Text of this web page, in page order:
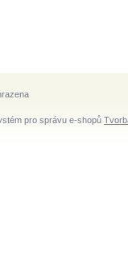
pro správu e-shopů